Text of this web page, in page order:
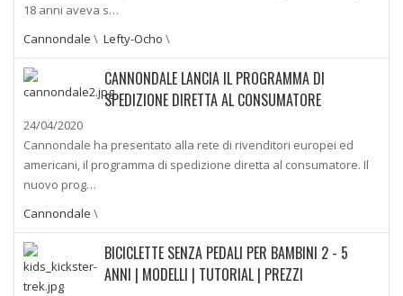
18 anni aveva s…
Cannondale \ Lefty-Ocho \
CANNONDALE LANCIA IL PROGRAMMA DI
SPEDIZIONE DIRETTA AL CONSUMATORE
24/04/2020
Cannondale ha presentato alla rete di rivenditori europei ed
americani, il programma di spedizione diretta al consumatore. Il
nuovo prog…
Cannondale \
BICICLETTE SENZA PEDALI PER BAMBINI 2 - 5
ANNI | MODELLI | TUTORIAL | PREZZI